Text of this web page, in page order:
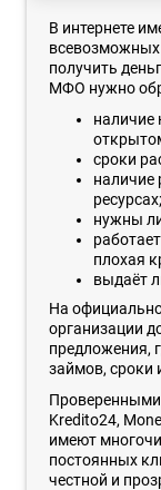
В интернете
получить
МФО нужно
сроки
наличие
ресурсах;
нужны
плохая
выдаёт
На
организации
предложения,
займов, сроки
Проверенными
Kredito24,
имеют
постоянных
честной и